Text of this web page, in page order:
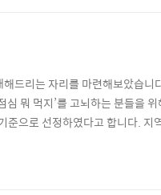
드리는 자리를 마련해보았습니
뭐 먹지’를 고뇌하는 분들을
준으로 선정하였다고 합니다. 지
에 있다보니 창원 맛집 소개가